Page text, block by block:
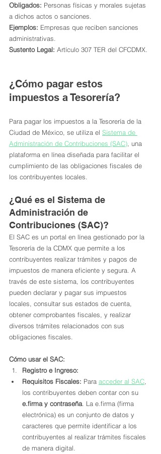
Obligados: Personas físicas y morales sujetas
a dichos actos o sanciones.
Ejemplos: Empresas que reciben sanciones
administrativas.
Sustento Legal: Artículo 307 TER del CFCDMX.
¿Cómo pagar estos
impuestos a Tesorería?
Para pagar los impuestos a la Tesorería de la
Ciudad de México, se utiliza el Sistema de
Administración de Contribuciones (SAC) , una
plataforma en línea diseñada para facilitar el
cumplimiento de las obligaciones fiscales de
los contribuyentes locales.
¿Qué es el Sistema de
Administración de
Contribuciones (SAC)?
El SAC es un portal en línea gestionado por la
Tesorería de la CDMX que permite a los
contribuyentes realizar trámites y pagos de
impuestos de manera eficiente y segura. A
través de este sistema, los contribuyentes
pueden declarar y pagar sus impuestos
locales, consultar sus estados de cuenta,
obtener comprobantes fiscales, y realizar
diversos trámites relacionados con sus
obligaciones fiscales.
Cómo usar el SAC:
Registro e Ingreso:
Requisitos Fiscales: Para acceder al SAC
los contribuyentes deben contar con su
e.firma y contraseña . La e.firma (firma
electrónica) es un conjunto de datos y
caracteres que permite identificar a los
contribuyentes al realizar trámites fiscales
de manera digital.